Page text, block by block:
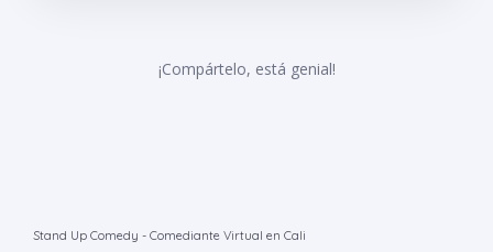
¡Compártelo, está genial!
Stand Up Comedy - Comediante Virtual en Cali